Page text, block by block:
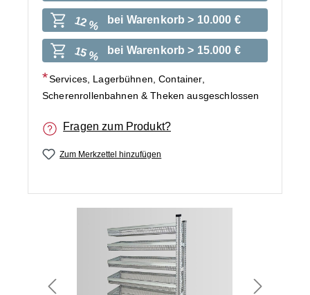
12 % bei Warenkorb > 10.000 €
15 % bei Warenkorb > 15.000 €
Services, Lagerbühnen, Container,
Scherenrollenbahnen & Theken ausgeschlossen
Fragen zum Produkt?
Zum Merkzettel hinzufügen